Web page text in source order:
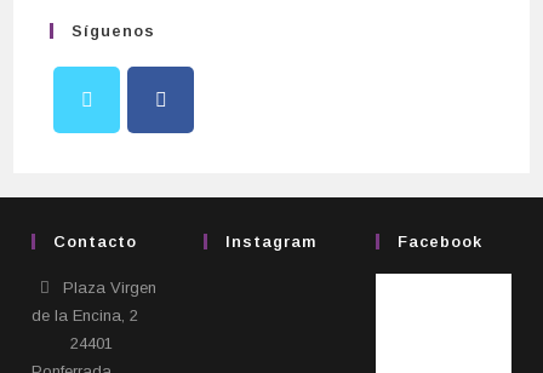
Síguenos
Contacto
Plaza Virgen
de la Encina, 2
24401
Instagram Facebook